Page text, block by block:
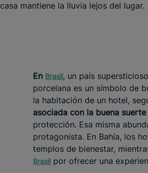
casa mantiene la lluvia lejos del lugar.
En Brasil, un país
porcelana es un símbolo de
la habitación de un hotel,
asociada con la buena
protección. Esa misma
protagonista. En Bahía, los
templos de bienestar,
Brasil por ofrecer una